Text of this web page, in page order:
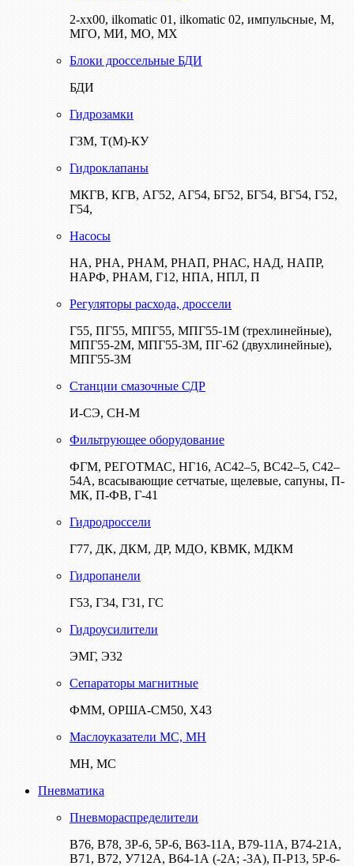
2-хх00, ilkomatic 01, ilkomatic 02, импульсные, М,
МГО, МИ, МО, МХ
Блоки дроссельные БДИ
БДИ
Гидрозамки
ГЗМ, Т(М)-КУ
Гидроклапаны
МКГВ, КГВ, АГ52, АГ54, БГ52, БГ54, ВГ54, Г52,
Г54,
Насосы
НА, РНА, РНАМ, РНАП, РНАС, НАД, НАПР,
НАРФ, РНАМ, Г12, НПА, НПЛ, П
Регуляторы расхода, дроссели
Г55, ПГ55, МПГ55, МПГ55-1М (трехлинейные),
МПГ55-2М, МПГ55-3М, ПГ-62 (двухлинейные),
МПГ55-3М
Станции смазочные СДР
И-СЭ, СН-М
Фильтрующее оборудование
ФГМ, РЕГОТМАС, НГ16, АС42–5, ВС42–5, С42–
54А, всасывающие сетчатые, щелевые, сапуны, П-
МК, П-ФВ, Г-41
Гидродроссели
Г77, ДК, ДКМ, ДР, МДО, КВМК, МДКМ
Гидропанели
Г53, Г34, Г31, ГС
Гидроусилители
ЭМГ, Э32
Сепараторы магнитные
ФММ, ОРША-СМ50, Х43
Маслоуказатели МС, МН
МН, МС
Пневматика
Пневмораспределители
В76, В78, 3Р-6, 5Р-6, В63-11А, В79-11А, В74-21А,
В71, В72, У712А, В64-1А (-2А; -3А), П-Р13, 5Р-6-